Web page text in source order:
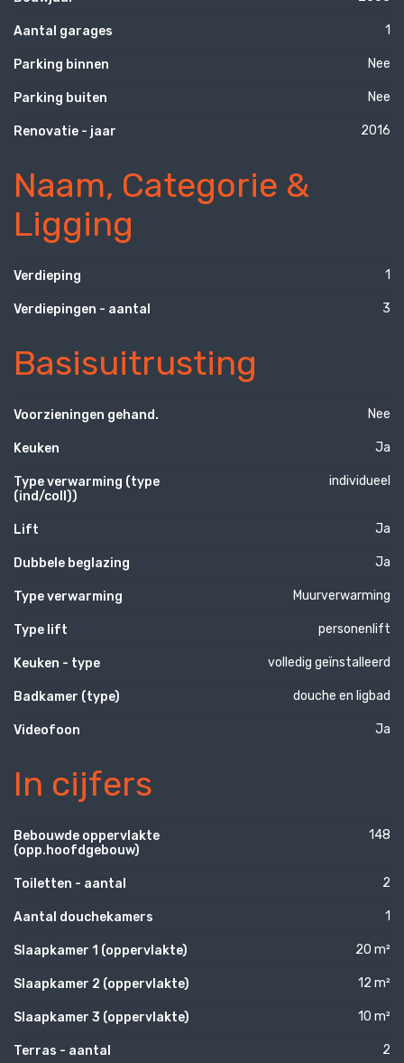
Aantal garages 1
Parking binnen Nee
Parking buiten Nee
Renovatie - jaar 2016
Naam, Categorie &
Ligging
Verdieping 1
Verdiepingen - aantal 3
Basisuitrusting
Voorzieningen gehand. Nee
Keuken Ja
Type verwarming (type
(ind/coll))
individueel
Lift Ja
Dubbele beglazing Ja
Type verwarming Muurverwarming
Type lift personenlift
Keuken - type volledig geïnstalleerd
Badkamer (type) douche en ligbad
Videofoon Ja
In cijfers
Bebouwde oppervlakte
(opp.hoofdgebouw)
148
Toiletten - aantal 2
Aantal douchekamers 1
Slaapkamer 1 (oppervlakte) 20 m²
Slaapkamer 2 (oppervlakte) 12 m²
Slaapkamer 3 (oppervlakte) 10 m²
Terras - aantal 2